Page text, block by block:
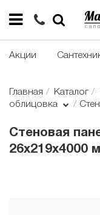
Акции
Главная Каталог
облицовка
Стеновая
26x219x4000